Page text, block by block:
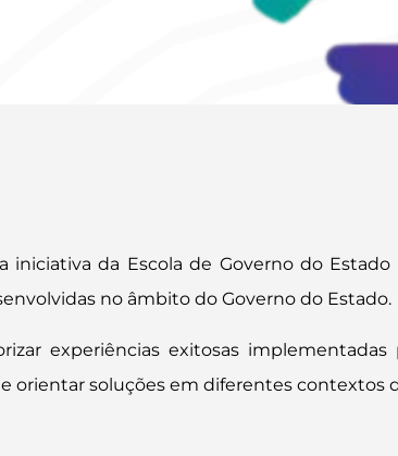
iniciativa da Escola de Governo do Estado
no âmbito do Governo do Estado.
experiências exitosas
e orientar soluções em diferentes contextos